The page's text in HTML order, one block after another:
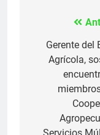
de
entradas
Gerente del
Agrícola,
Servicios